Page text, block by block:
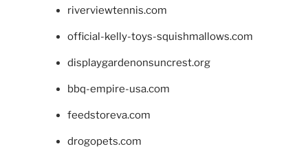
riverviewtennis.com
official-kelly-toys-squishmallows.com
displaygardenonsuncrest.org
bbq-empire-usa.com
feedstoreva.com
drogopets.com